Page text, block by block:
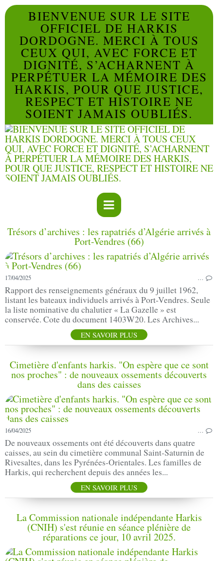
BIENVENUE SUR LE SITE
OFFICIEL DE HARKIS
DORDOGNE. MERCI À TOUS
CEUX QUI, AVEC FORCE ET
DIGNITÉ, S’ACHARNENT À
PERPÉTUER LA MÉMOIRE DES
HARKIS, POUR QUE JUSTICE,
RESPECT ET HISTOIRE NE
SOIENT JAMAIS OUBLIÉS.
Trésors d’archives : les rapatriés d’Algérie arrivés à
Port-Vendres (66)
17/04/2025 …
Rapport des renseignements généraux du 9 juillet 1962,
listant les bateaux individuels arrivés à Port-Vendres. Seule
la liste nominative du chalutier « La Gazelle » est
conservée. Cote du document 1403W20. Les Archives...
EN SAVOIR PLUS
Cimetière d'enfants harkis. "On espère que ce sont
nos proches" : de nouveaux ossements découverts
dans des caisses
16/04/2025 …
De nouveaux ossements ont été découverts dans quatre
caisses, au sein du cimetière communal Saint-Saturnin de
Rivesaltes, dans les Pyrénées-Orientales. Les familles de
Harkis, qui recherchent depuis des années les...
EN SAVOIR PLUS
La Commission nationale indépendante Harkis
(CNIH) s'est réunie en séance plénière de
réparations ce jour, 10 avril 2025.